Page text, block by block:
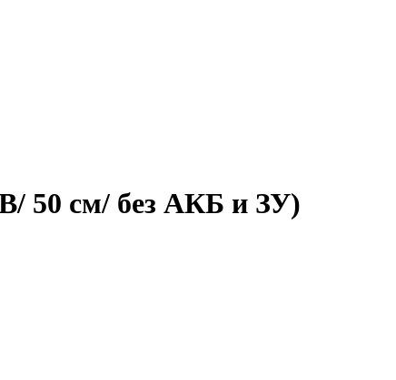
50 см/ без АКБ и ЗУ)